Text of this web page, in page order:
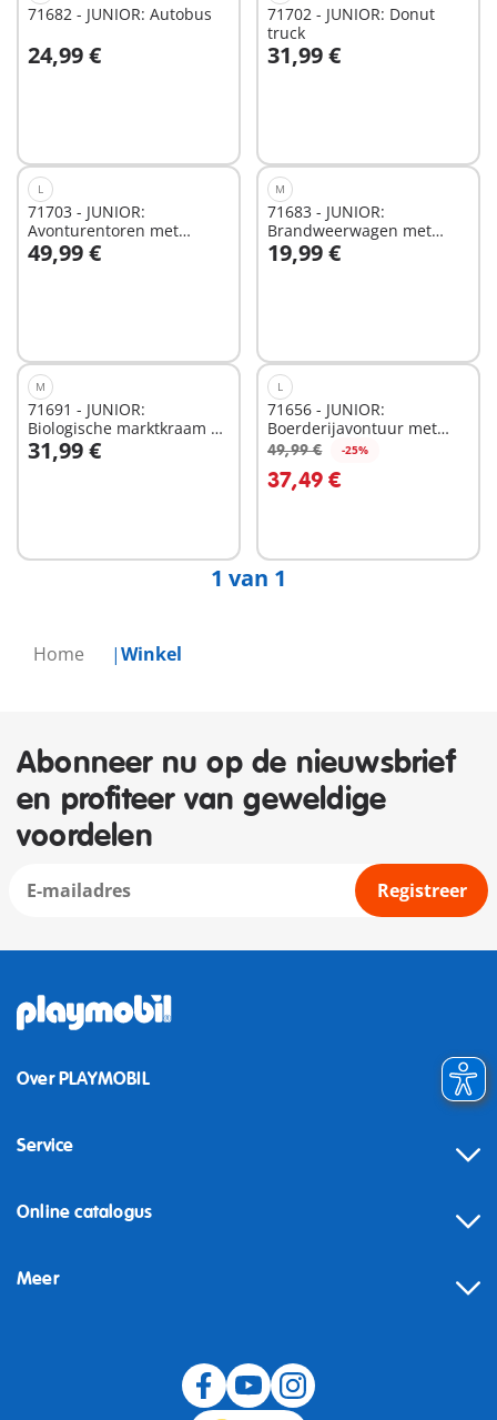
Home Winkel
71682 - JUNIOR: Autobus
24,99 €
In winkelwagen
71702 - JUNIOR: Donut
truck
31,99 €
In winkelwagen
L
71703 - JUNIOR:
Avonturentoren met
ijscobooth
49,99 €
In winkelwagen
M
71683 - JUNIOR:
Brandweerwagen met
ladder
19,99 €
In winkelwagen
M
71691 - JUNIOR:
Biologische marktkraam &
heftruck
31,99 €
In winkelwagen
L
71656 - JUNIOR:
Boerderijavontuur met
tractor, aanhanger en
49,99 € -25%
37,49 €
In winkelwagen
1 van 1
Abonneer nu op de nieuwsbrief
en profiteer van geweldige
voordelen
Registreer
Over PLAYMOBIL
Service
Online catalogus
Meer